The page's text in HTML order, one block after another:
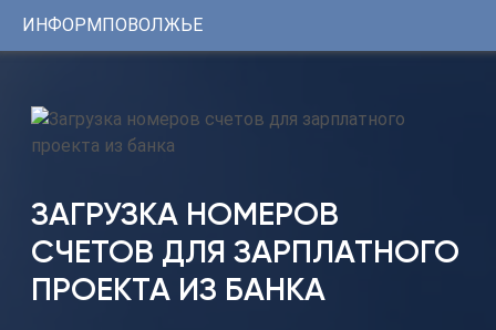
ИНФОРМПОВОЛЖЬЕ
Регистрационный
номер
37331-
0251
24.01.2014г.
Youtube-
Услуги
Программы
Уникальные
решения
ИНФОРМПОВОЛЖЬЕ
ЗАГРУЗКА НОМЕРОВ
СЧЕТОВ ДЛЯ ЗАРПЛАТНОГО
ПРОЕКТА ИЗ БАНКА